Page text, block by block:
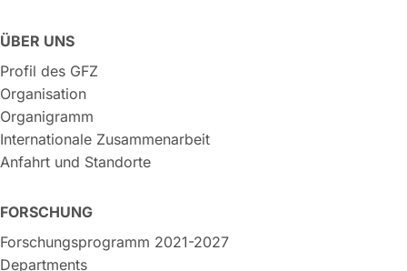
ÜBER UNS
Profil des GFZ
Organisation
Organigramm
Internationale Zusammenarbeit
Anfahrt und Standorte
FORSCHUNG
Forschungsprogramm 2021-2027
Departments